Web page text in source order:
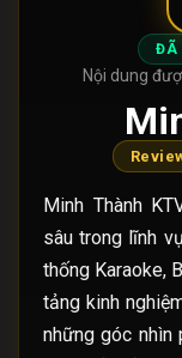
ĐÃ
Nội dung
Minh Thành
sâu trong lĩnh
thống Karaoke,
tảng kinh
những góc nhìn